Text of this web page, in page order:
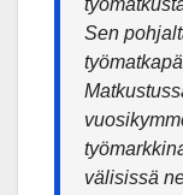
Sen
välisissä